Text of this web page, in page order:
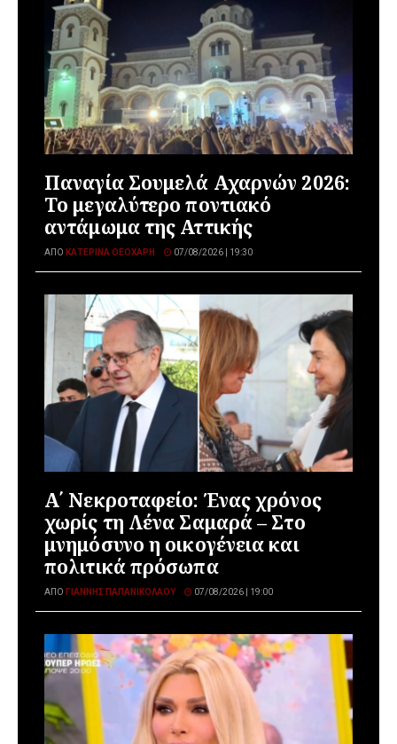
Παναγία Σουμελά Αχαρνών 2026:
Το μεγαλύτερο ποντιακό
αντάμωμα της Αττικής
ΑΠΌ ΚΑΤΕΡΊΝΑ ΘΕΟΧΆΡΗ 07/08/2026 | 19:30
Α΄ Νεκροταφείο: Ένας χρόνος
χωρίς τη Λένα Σαμαρά – Στο
μνημόσυνο η οικογένεια και
πολιτικά πρόσωπα
ΑΠΌ ΓΙΆΝΝΗΣ ΠΑΠΑΝΙΚΟΛΆΟΥ 07/08/2026 | 19:00